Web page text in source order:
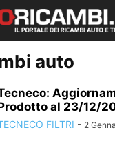
auto
al 23/12/
FILTRI - 2